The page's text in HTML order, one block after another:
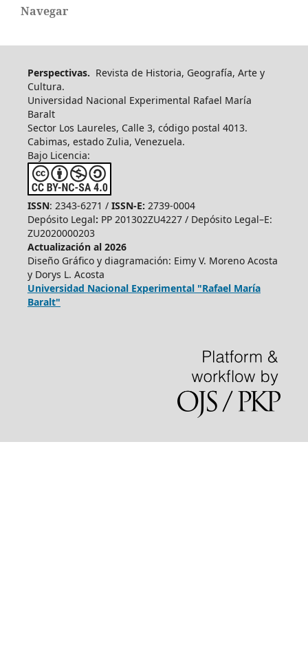
Navegar
Perspectivas. Revista de Historia, Geografía, Arte y
Cultura.
Universidad Nacional Experimental Rafael María
Baralt
Sector Los Laureles, Calle 3, código postal 4013.
Cabimas, estado Zulia, Venezuela.
Bajo Licencia:
ISSN: 2343-6271 / ISSN-E: 2739-0004
Depósito Legal: PP 201302ZU4227 / Depósito Legal–E:
ZU2020000203
Actualización al 2026
Diseño Gráfico y diagramación: Eimy V. Moreno Acosta
y Dorys L. Acosta
Universidad Nacional Experimental "Rafael María
Baralt"